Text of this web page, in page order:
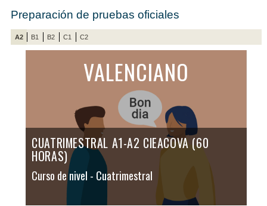
Preparación de pruebas oficiales
A2 B1 B2 C1 C2
VALENCIANO
CUATRIMESTRAL A1-A2 CIEACOVA (60
HORAS)
Curso de nivel - Cuatrimestral